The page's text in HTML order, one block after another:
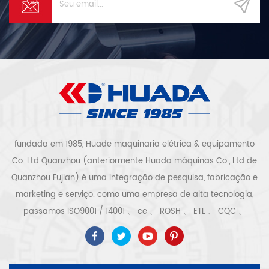
fundada em 1985, Huade maquinaria elétrica & equipamento
Co. Ltd Quanzhou (anteriormente Huada máquinas Co., Ltd de
Quanzhou Fujian) é uma integração de pesquisa, fabricação e
marketing e serviço. como uma empresa de alta tecnologia,
passamos ISO9001 / 14001 、 ce 、 ROSH 、 ETL 、 CQC 、
certificação de qualidade e segurança ccc, certificação
empresarial de alta tecnologia, etc. sistema e equipamento de
compressor de ar inclui tipo de parafuso, tipo centrífugo, sem